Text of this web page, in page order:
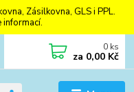
Zásilkovna, GLS i PPL.
informací.
0 ks
za 0,00 Kč